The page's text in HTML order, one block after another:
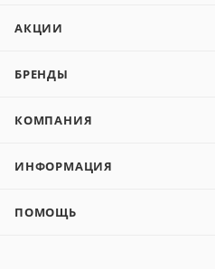
АКЦИИ
БРЕНДЫ
КОМПАНИЯ
ИНФОРМАЦИЯ
ПОМОЩЬ